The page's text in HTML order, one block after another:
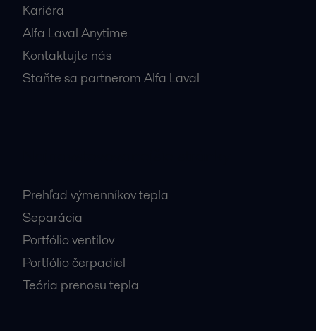
Kariéra
Alfa Laval Anytime
Kontaktujte nás
Staňte sa partnerom Alfa Laval
Prehľad výmenníkov tepla
Separácia
Portfólio ventilov
Portfólio čerpadiel
Teória prenosu tepla